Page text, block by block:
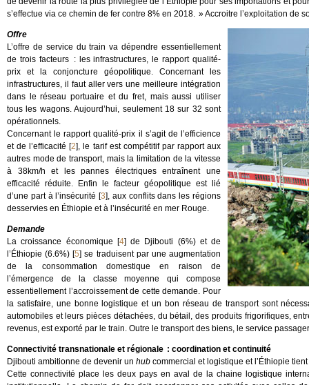
s’effectue via ce chemin de fer contre 8% en 2018. » Accroitre l’exploitation de
Offre
L’offre de service du train va dépendre essentiellement
de trois facteurs : les infrastructures, le rapport qualité-
prix et la conjoncture géopolitique. Concernant les
infrastructures, il faut aller vers une meilleure intégration
dans le réseau portuaire et du fret, mais aussi utiliser
tous les wagons. Aujourd’hui, seulement 18 sur 32 sont
opérationnels.
Concernant le rapport qualité-prix il s’agit de l’efficience
et de l’efficacité [2], le tarif est compétitif par rapport aux
autres mode de transport, mais la limitation de la vitesse
à 38km/h et les pannes électriques entraînent une
efficacité réduite. Enfin le facteur géopolitique est lié
d’une part à l’insécurité [3], aux conflits dans les régions
desservies en Éthiopie et à l’insécurité en mer Rouge.
Demande
La croissance économique [4] de Djibouti (6%) et de
l’Éthiopie (6.6%) [5] se traduisent par une augmentation
de la consommation domestique en raison de
l’émergence de la classe moyenne qui compose
essentiellement l’accroissement de cette demande. Pour
la satisfaire, une bonne logistique et un bon réseau de transport sont
automobiles et leurs pièces détachées, du bétail, des produits frigorifiques,
revenus, est exporté par le train. Outre le transport des biens, le service
Connectivité transnationale et régionale : coordination et continuité
Djibouti ambitionne de devenir un hub commercial et logistique et l’Éthiopie
Cette connectivité place les deux pays en aval de la chaine logistique